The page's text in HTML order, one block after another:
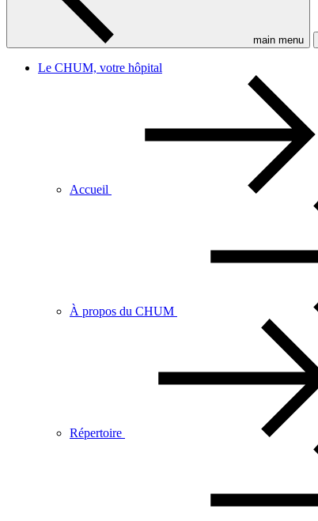
main menu
Le CHUM, votre hôpital
Accueil
À propos du CHUM
Répertoire